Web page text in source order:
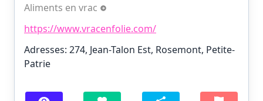
Aliments en vrac
https://www.vracenfolie.com/
Adresses: 274, Jean-Talon Est, Rosemont, Petite-
Patrie